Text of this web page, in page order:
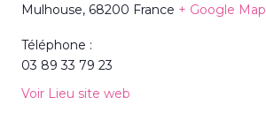
Mulhouse, 68200 France + Google Map
Téléphone :
03 89 33 79 23
Voir Lieu site web